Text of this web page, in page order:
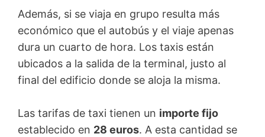
Además, si se viaja en grupo resulta más
económico que el autobús y el viaje apenas
dura un cuarto de hora. Los taxis están
ubicados a la salida de la terminal, justo al
final del edificio donde se aloja la misma.
Las tarifas de taxi tienen un importe fijo
establecido en 28 euros. A esta cantidad se